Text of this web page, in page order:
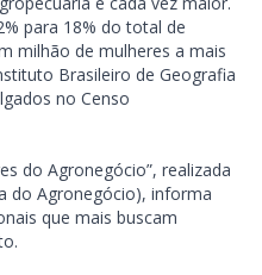
para 18% do total de
milhão de mulheres a mais
Brasileiro de Geografia
no Censo
do Agronegócio”, realizada
do Agronegócio), informa
que mais buscam